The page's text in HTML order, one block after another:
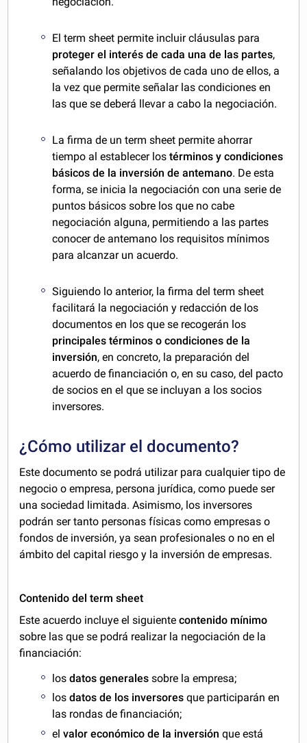
El term sheet permite incluir cláusulas para
proteger el interés de cada una de las partes,
señalando los objetivos de cada uno de ellos, a
la vez que permite señalar las condiciones en
las que se deberá llevar a cabo la negociación.
La firma de un term sheet permite ahorrar
tiempo al establecer los términos y condiciones
básicos de la inversión de antemano. De esta
forma, se inicia la negociación con una serie de
puntos básicos sobre los que no cabe
negociación alguna, permitiendo a las partes
conocer de antemano los requisitos mínimos
para alcanzar un acuerdo.
Siguiendo lo anterior, la firma del term sheet
facilitará la negociación y redacción de los
documentos en los que se recogerán los
principales términos o condiciones de la
inversión, en concreto, la preparación del
acuerdo de financiación o, en su caso, del pacto
de socios en el que se incluyan a los socios
inversores.
¿Cómo utilizar el documento?
Este documento se podrá utilizar para cualquier tipo de
negocio o empresa, persona jurídica, como puede ser
una sociedad limitada. Asimismo, los inversores
podrán ser tanto personas físicas como empresas o
fondos de inversión, ya sean profesionales o no en el
ámbito del capital riesgo y la inversión de empresas.
Contenido del term sheet
Este acuerdo incluye el siguientecontenido mínimo
sobre las que se podrá realizar la negociación de la
financiación:
losdatos generales sobre la empresa;
losdatos de los inversores que participarán en
las rondas de financiación;
elvalor económico de la inversión que está